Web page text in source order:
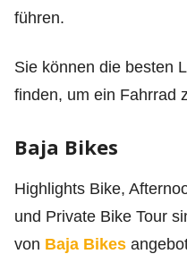
führen.
Sie können die besten
finden, um ein Fahrrad
Baja Bikes
Highlights Bike,
und Private Bike Tour
von Baja Bikes